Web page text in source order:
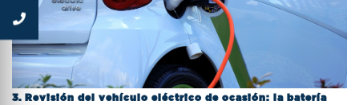
3. Revisión del vehículo eléctrico de ocasión: la batería